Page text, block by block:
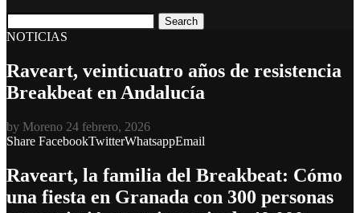
Search
NOTICIAS
Raveart, veinticuatro años de resistencia
Breakbeat en Andalucía
by Moreno 24 febrero, 2026
Share FacebookTwitterWhatsappEmail
Raveart, la familia del Breakbeat: Cómo
una fiesta en Granada con 300 personas